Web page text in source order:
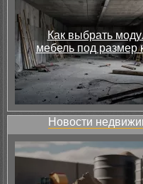
Как выбрать
мебель под размер
Новости